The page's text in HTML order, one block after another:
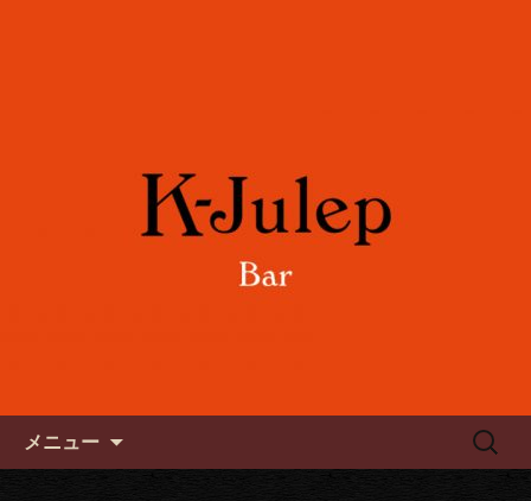
メニュー
検